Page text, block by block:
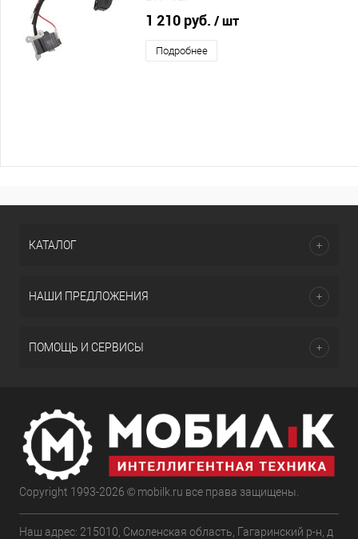
1 210 руб. / шт
Подробнее
КАТАЛОГ
НАШИ ПРЕДЛОЖЕНИЯ
ПОМОЩЬ И СЕРВИСЫ
Copyright 1993-2026 © mobilk.ru все права защищены.
Наш адрес: 215010, Смоленская область, Гагаринский р-н, д